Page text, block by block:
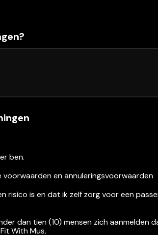
ben.
voorwaarden en annuleringsvoorwaarden
risico is en dat ik zelf zorg voor een
dan tien (10) mensen zich aanmelden
With Mus.